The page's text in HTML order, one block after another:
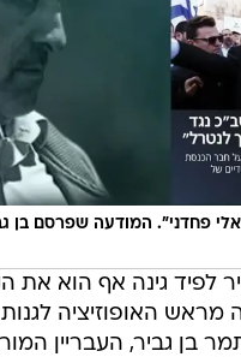
פחדני". המודעה שפרסם בן
לפיד גינה אף הוא את
מראש האופוזיציה
בן גביר, העבריין